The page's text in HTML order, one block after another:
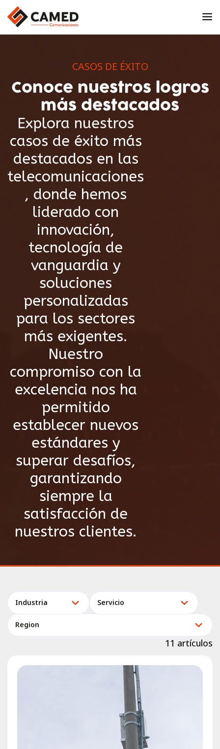
CASOS DE ÉXITO
Conoce nuestros logros
más destacados
Explora nuestros
casos de éxito más
destacados en las
telecomunicaciones
, donde hemos
liderado con
innovación,
tecnología de
vanguardia y
soluciones
personalizadas
para los sectores
más exigentes.
Nuestro
compromiso con la
excelencia nos ha
permitido
establecer nuevos
estándares y
superar desafíos,
garantizando
siempre la
satisfacción de
nuestros clientes.
Industria Servicio
Region
11 artículos